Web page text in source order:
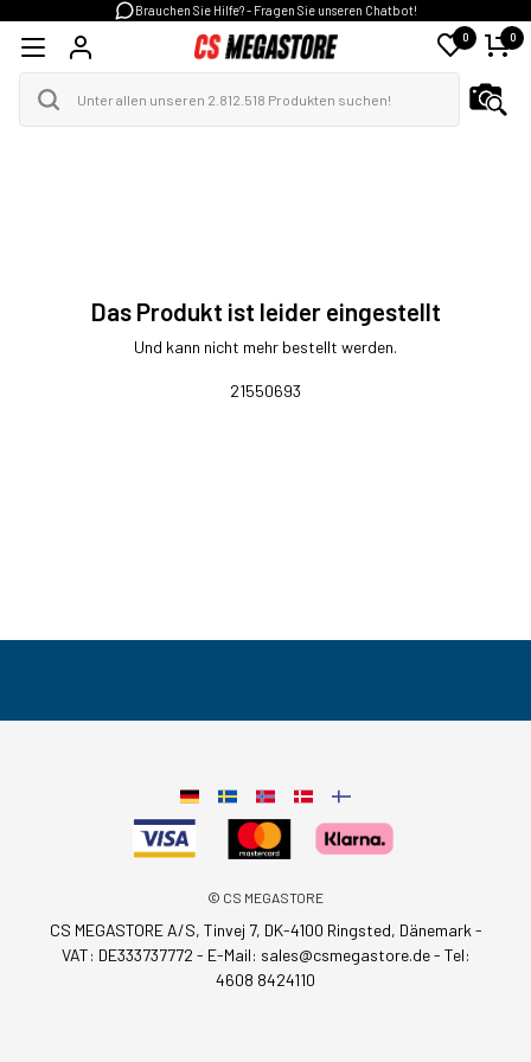
Brauchen Sie Hilfe? - Fragen Sie unseren Chatbot!
0 0
Das Produkt ist leider eingestellt
Und kann nicht mehr bestellt werden.
21550693
© CS MEGASTORE
CS MEGASTORE A/S, Tinvej 7, DK-4100 Ringsted, Dänemark -
VAT: DE333737772 - E-Mail: sales@csmegastore.de- Tel:
4608 8424110